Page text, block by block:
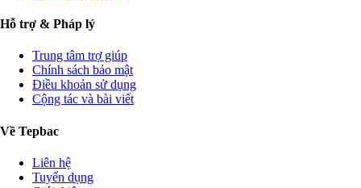
Hỗ trợ & Pháp lý
Trung tâm trợ giúp
Chính sách bảo mật
Điều khoản sử dụng
Cộng tác và bài viết
Về Tepbac
Liên hệ
Tuyển dụng